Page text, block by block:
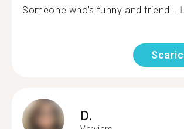
Someone who’s funny and friendl...
D.